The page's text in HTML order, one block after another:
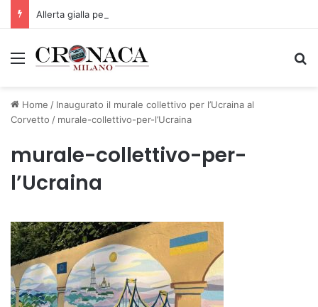
Allerta gialla per rischio temporali a partire dalle ore 18
Menu
Home / Inaugurato il murale collettivo per l’Ucraina al
Corvetto / murale-collettivo-per-l’Ucraina
murale-collettivo-per-
l’Ucraina